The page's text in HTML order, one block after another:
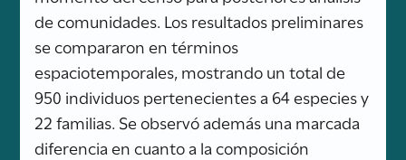
de comunidades. Los resultados preliminares
se compararon en términos
espaciotemporales, mostrando un total de
950 individuos pertenecientes a 64 especies y
22 familias. Se observó además una marcada
diferencia en cuanto a la composición